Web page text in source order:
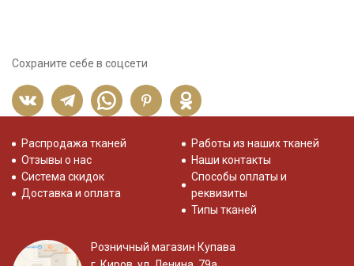
Сохраните себе в соцсети
Распродажа тканей
Отзывы о нас
Система скидок
Доставка и оплата
Работы из наших тканей
Наши контакты
Способы оплаты и
реквизиты
Типы тканей
Розничный магазин Купава